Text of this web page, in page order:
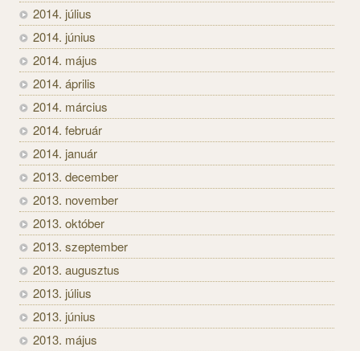
2014. július
2014. június
2014. május
2014. április
2014. március
2014. február
2014. január
2013. december
2013. november
2013. október
2013. szeptember
2013. augusztus
2013. július
2013. június
2013. május